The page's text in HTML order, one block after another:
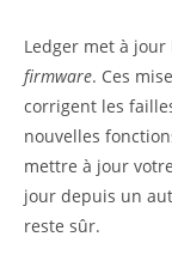
Ledger met à
firmware. Ces
corrigent les
nouvelles
mettre à jour
jour depuis un
reste sûr.